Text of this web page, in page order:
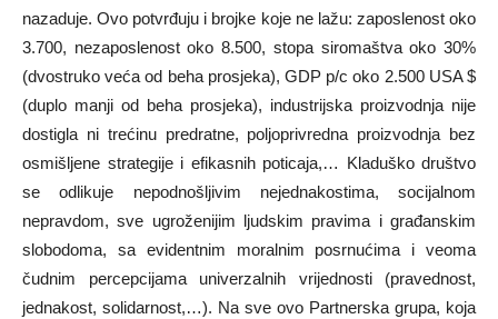
nazaduje. Ovo potvrđuju i brojke koje ne lažu: zaposlenost oko
3.700, nezaposlenost oko 8.500, stopa siromaštva oko 30%
(dvostruko veća od beha prosjeka), GDP p/c oko 2.500 USA $
(duplo manji od beha prosjeka), industrijska proizvodnja nije
dostigla ni trećinu predratne, poljoprivredna proizvodnja bez
osmišljene strategije i efikasnih poticaja,… Kladuško društvo
se odlikuje nepodnošljivim nejednakostima, socijalnom
nepravdom, sve ugroženijim ljudskim pravima i građanskim
slobodoma, sa evidentnim moralnim posrnućima i veoma
čudnim percepcijama univerzalnih vrijednosti (pravednost,
jednakost, solidarnost,…). Na sve ovo Partnerska grupa, koja